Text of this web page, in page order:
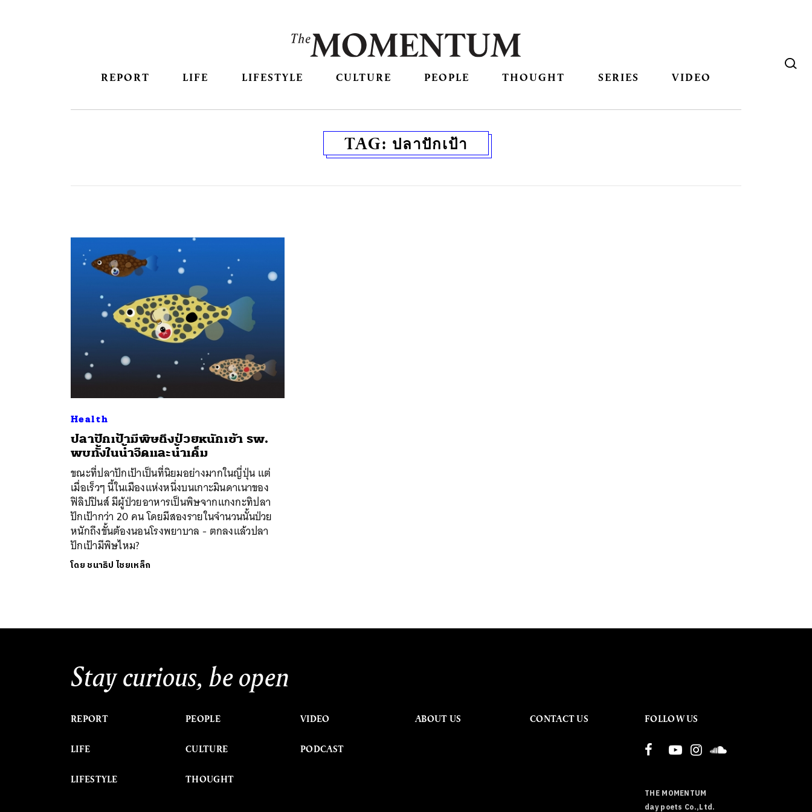
REPORT LIFE LIFESTYLE CULTURE PEOPLE THOUGHT SERIES VIDEO
TAG: ปลาปักเป้า
Health
ปลาปักเป้ามีพิษถึงป่วยหนักเข้า รพ.
พบทั้งในน้ำจืดและน้ำเค็ม
ขณะที่ปลาปักเป้าเป็นที่นิยมอย่างมากในญี่ปุ่น แต่
เมื่อเร็วๆ นี้ในเมืองแห่งหนึ่งบนเกาะมินดาเนาของ
ฟิลิปปินส์ มีผู้ป่วยอาหารเป็นพิษจากแกงกะทิปลา
ปักเป้ากว่า 20 คน โดยมีสองรายในจำนวนนั้นป่วย
หนักถึงขั้นต้องนอนโรงพยาบาล - ตกลงแล้วปลา
ปักเป้ามีพิษไหม?
โดย ชนาธิป ไชยเหล็ก
Stay curious, be open
REPORT
LIFE
LIFESTYLE
PEOPLE
CULTURE
THOUGHT
VIDEO
PODCAST
ABOUT US CONTACT US FOLLOW US
THE MOMENTUM
day poets Co.,Ltd.